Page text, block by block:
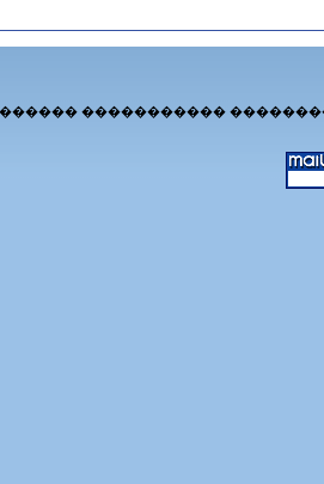
�����������